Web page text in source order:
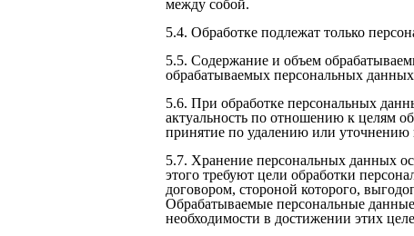
между собой.
5.4. Обработке подлежат только
5.5. Содержание и объем
обрабатываемых персональных
5.6. При обработке персональных
актуальность по отношению к целям
принятие по удалению или
5.7. Хранение персональных данных
этого требуют цели обработки
договором, стороной которого,
Обрабатываемые персональные
необходимости в достижении этих